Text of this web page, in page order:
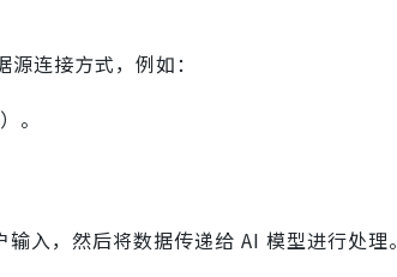
连接方式，例如：
。
入，然后将数据传递给 AI 模型进行处理。